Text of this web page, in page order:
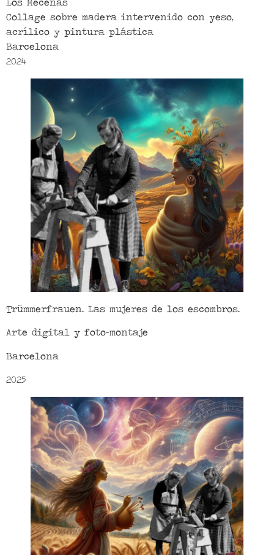
Collage sobre madera intervenido con yeso,
acrílico y pintura plástica
Barcelona
2024
Trümmerfrauen. Las mujeres de los escombros.
Arte digital y foto-montaje
Barcelona
2025